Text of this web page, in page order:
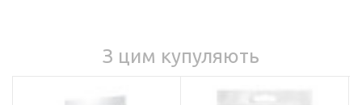
З цим купуляють